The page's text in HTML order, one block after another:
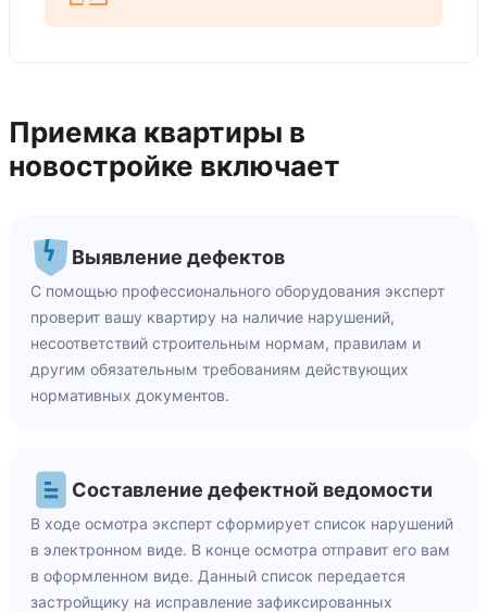
Приемка квартиры в
новостройке включает
Выявление дефектов
С помощью профессионального оборудования эксперт
проверит вашу квартиру на наличие нарушений,
несоответствий строительным нормам, правилам и
другим обязательным требованиям действующих
нормативных документов.
Составление дефектной ведомости
В ходе осмотра эксперт сформирует список нарушений
в электронном виде. В конце осмотра отправит его вам
в оформленном виде. Данный список передается
застройщику на исправление зафиксированных